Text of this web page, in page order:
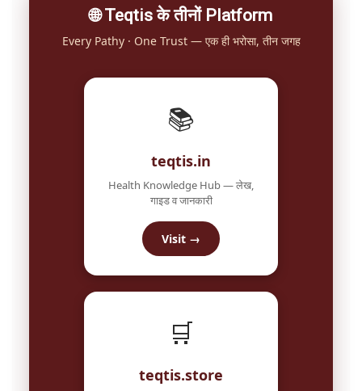
🌐 Teqtis के तीनों Platform
Every Pathy · One Trust — एक ही भरोसा, तीन जगह
📚
teqtis.in
Health Knowledge Hub — लेख,
गाइड व जानकारी
Visit →
🛒
teqtis.store